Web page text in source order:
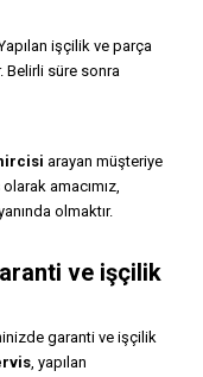
işçilik ve parça
Belirli süre sonra
arayan müşteriye
olarak amacımız,
olmaktır.
ve işçilik
garanti ve işçilik
, yapılan